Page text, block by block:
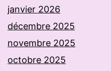
janvier 2026
décembre 2025
novembre 2025
octobre 2025